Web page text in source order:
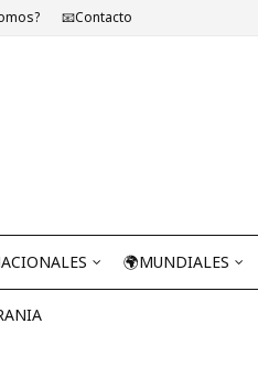
📧Contacto
🌍MUNDIALES